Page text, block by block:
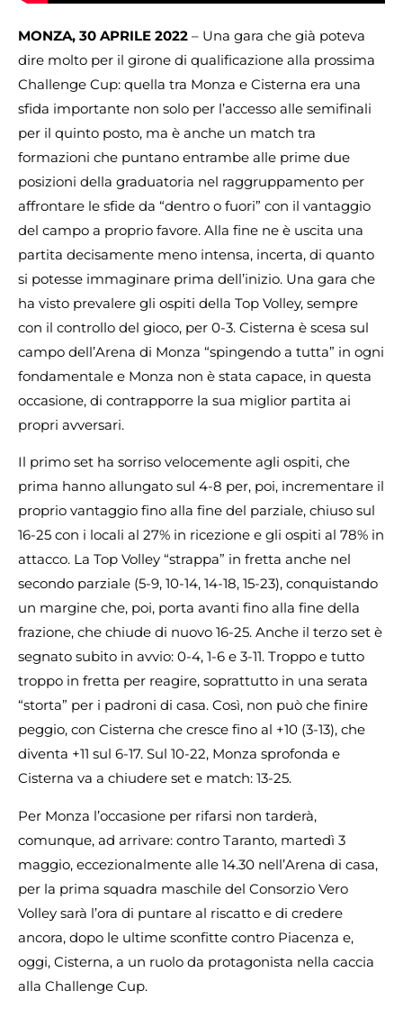
MONZA, 30 APRILE 2022 – Una gara che già poteva
dire molto per il girone di qualificazione alla prossima
Challenge Cup: quella tra Monza e Cisterna era una
sfida importante non solo per l’accesso alle semifinali
per il quinto posto, ma è anche un match tra
formazioni che puntano entrambe alle prime due
posizioni della graduatoria nel raggruppamento per
affrontare le sfide da “dentro o fuori” con il vantaggio
del campo a proprio favore. Alla fine ne è uscita una
partita decisamente meno intensa, incerta, di quanto
si potesse immaginare prima dell’inizio. Una gara che
ha visto prevalere gli ospiti della Top Volley, sempre
con il controllo del gioco, per 0-3. Cisterna è scesa sul
campo dell’Arena di Monza “spingendo a tutta” in ogni
fondamentale e Monza non è stata capace, in questa
occasione, di contrapporre la sua miglior partita ai
propri avversari.
Il primo set ha sorriso velocemente agli ospiti, che
prima hanno allungato sul 4-8 per, poi, incrementare il
proprio vantaggio fino alla fine del parziale, chiuso sul
16-25 con i locali al 27% in ricezione e gli ospiti al 78% in
attacco. La Top Volley “strappa” in fretta anche nel
secondo parziale (5-9, 10-14, 14-18, 15-23), conquistando
un margine che, poi, porta avanti fino alla fine della
frazione, che chiude di nuovo 16-25. Anche il terzo set è
segnato subito in avvio: 0-4, 1-6 e 3-11. Troppo e tutto
troppo in fretta per reagire, soprattutto in una serata
“storta” per i padroni di casa. Così, non può che finire
peggio, con Cisterna che cresce fino al +10 (3-13), che
diventa +11 sul 6-17. Sul 10-22, Monza sprofonda e
Cisterna va a chiudere set e match: 13-25.
Per Monza l’occasione per rifarsi non tarderà,
comunque, ad arrivare: contro Taranto, martedì 3
maggio, eccezionalmente alle 14.30 nell’Arena di casa,
per la prima squadra maschile del Consorzio Vero
Volley sarà l’ora di puntare al riscatto e di credere
ancora, dopo le ultime sconfitte contro Piacenza e,
oggi, Cisterna, a un ruolo da protagonista nella caccia
alla Challenge Cup.